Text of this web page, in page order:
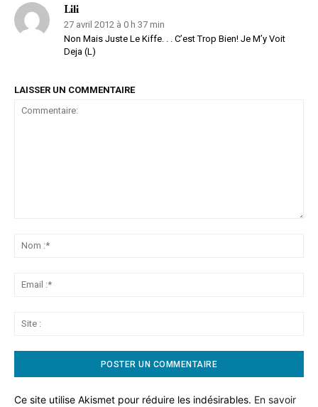
Lili
27 avril 2012 à 0 h 37 min
Non Mais Juste Le Kiffe. . . C’est Trop Bien! Je M’y Voit
Deja (L)
LAISSER UN COMMENTAIRE
Ce site utilise Akismet pour réduire les indésirables. En savoir